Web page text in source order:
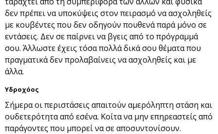
δεν πρέπει να υποκύψεις στον πειρασμό να ασχοληθείς
με κουβέντες που δεν οδηγούν πουθενά παρά μόνο σε
εντάσεις. Δεν σε παίρνει να βγεις από το πρόγραμμά
σου. Άλλωστε έχεις τόσα πολλά δικά σου θέματα που
πραγματικά δεν προλαβαίνεις να ασχοληθείς και με
άλλα.
Υδροχόος
Σήμερα οι περιστάσεις απαιτούν αμερόληπτη στάση και
ουδετερότητα από εσένα. Κοίτα να μην επηρεαστείς από
παράγοντες που μπορεί να σε αποσυντονίσουν.